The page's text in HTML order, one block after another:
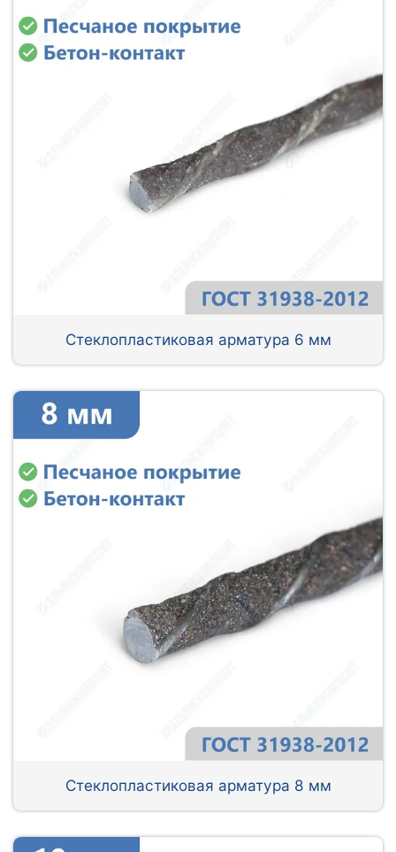
Стеклопластиковая арматура 6 мм
Стеклопластиковая арматура 8 мм